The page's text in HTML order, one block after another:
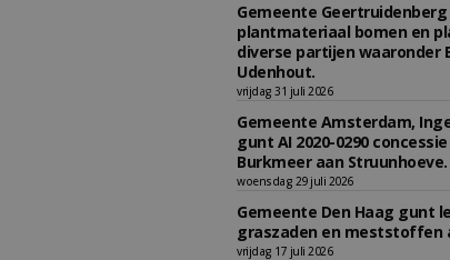
Gemeente
plantmateriaal bomen en
diverse partijen waaronder
Udenhout.
vrijdag 31 juli 2026
Gemeente Amsterdam,
gunt AI 2020-0290
Burkmeer aan Struunhoeve.
woensdag 29 juli 2026
Gemeente Den Haag gunt
graszaden en meststoffen
vrijdag 17 juli 2026